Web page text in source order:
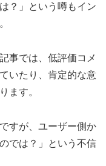
？」という噂もイン
事では、低評価コメ
いたり、肯定的な意
ます。
すが、ユーザー側か
では？」という不信